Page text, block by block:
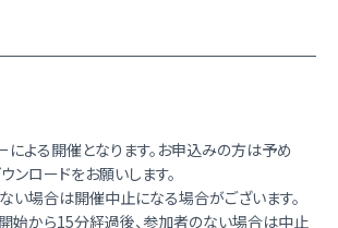
による開催となります。お申込みの方は予め
ンロードをお願いします。
い場合は開催中止になる場合がございます。
始から15分経過後、参加者のない場合は中止